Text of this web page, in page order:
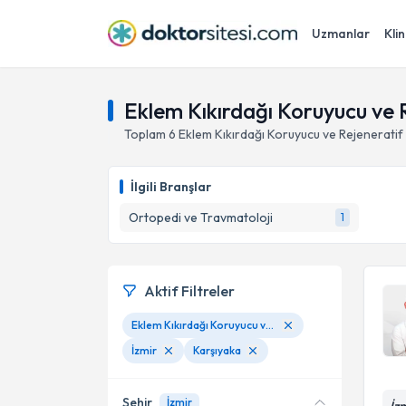
Uzmanlar
Eklem Kıkırdağı Koruyucu
Toplam 6 Eklem Kıkırdağı Koruyucu ve
İlgili Branşlar
Ortopedi ve Travmatoloji
1
Aktif Filtreler
Eklem Kıkırdağı Koruyucu ve Rejeneratif Tedaviler
İzmir
Karşıyaka
Şehir İzmir